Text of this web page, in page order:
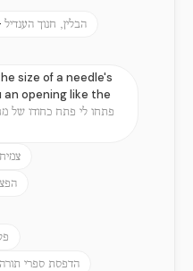
הבלין, חנוך הענדיל
size of a needle's
an opening like the
פתחו לי פתח כחודו של
הדפסת ספרי תורה